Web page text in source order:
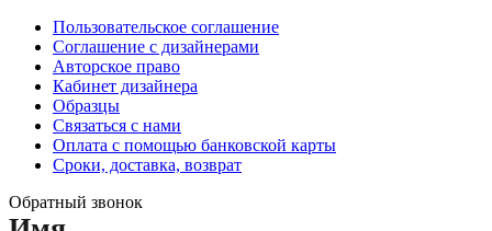
Пользовательское соглашение
Соглашение с дизайнерами
Авторское право
Кабинет дизайнера
Образцы
Связаться с нами
Оплата с помощью банковской карты
Сроки, доставка, возврат
Обратный звонок